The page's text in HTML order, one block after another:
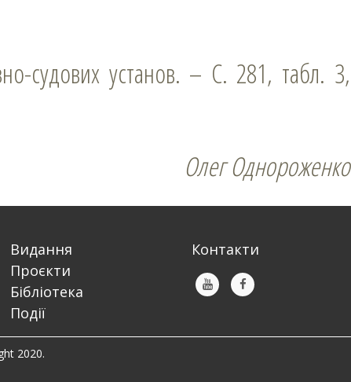
судових установ. – С. 281, табл. 3,
Олег Однороженко
Видання
Проєкти
Бібліотека
Події
Контакти
2020.